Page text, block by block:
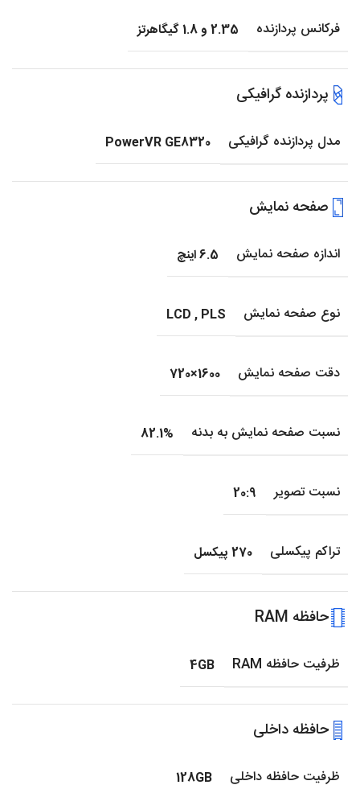
فرکانس پردازنده 2.35 و 1.8 گیگاهرتز
پردازنده گرافیکی
مدل پردازنده گرافیکی PowerVR GE8320
صفحه نمایش
اندازه صفحه نمایش 6.5 اینچ
نوع صفحه نمایش LCD , PLS
دقت صفحه نمایش 1600×720
نسبت صفحه نمایش به بدنه 82.1%
نسبت تصویر 20:9
تراکم پیکسلی 270 پیکسل
حافظه RAM
ظرفیت حافظه RAM 4GB
حافظه داخلی
ظرفیت حافظه داخلی 128GB